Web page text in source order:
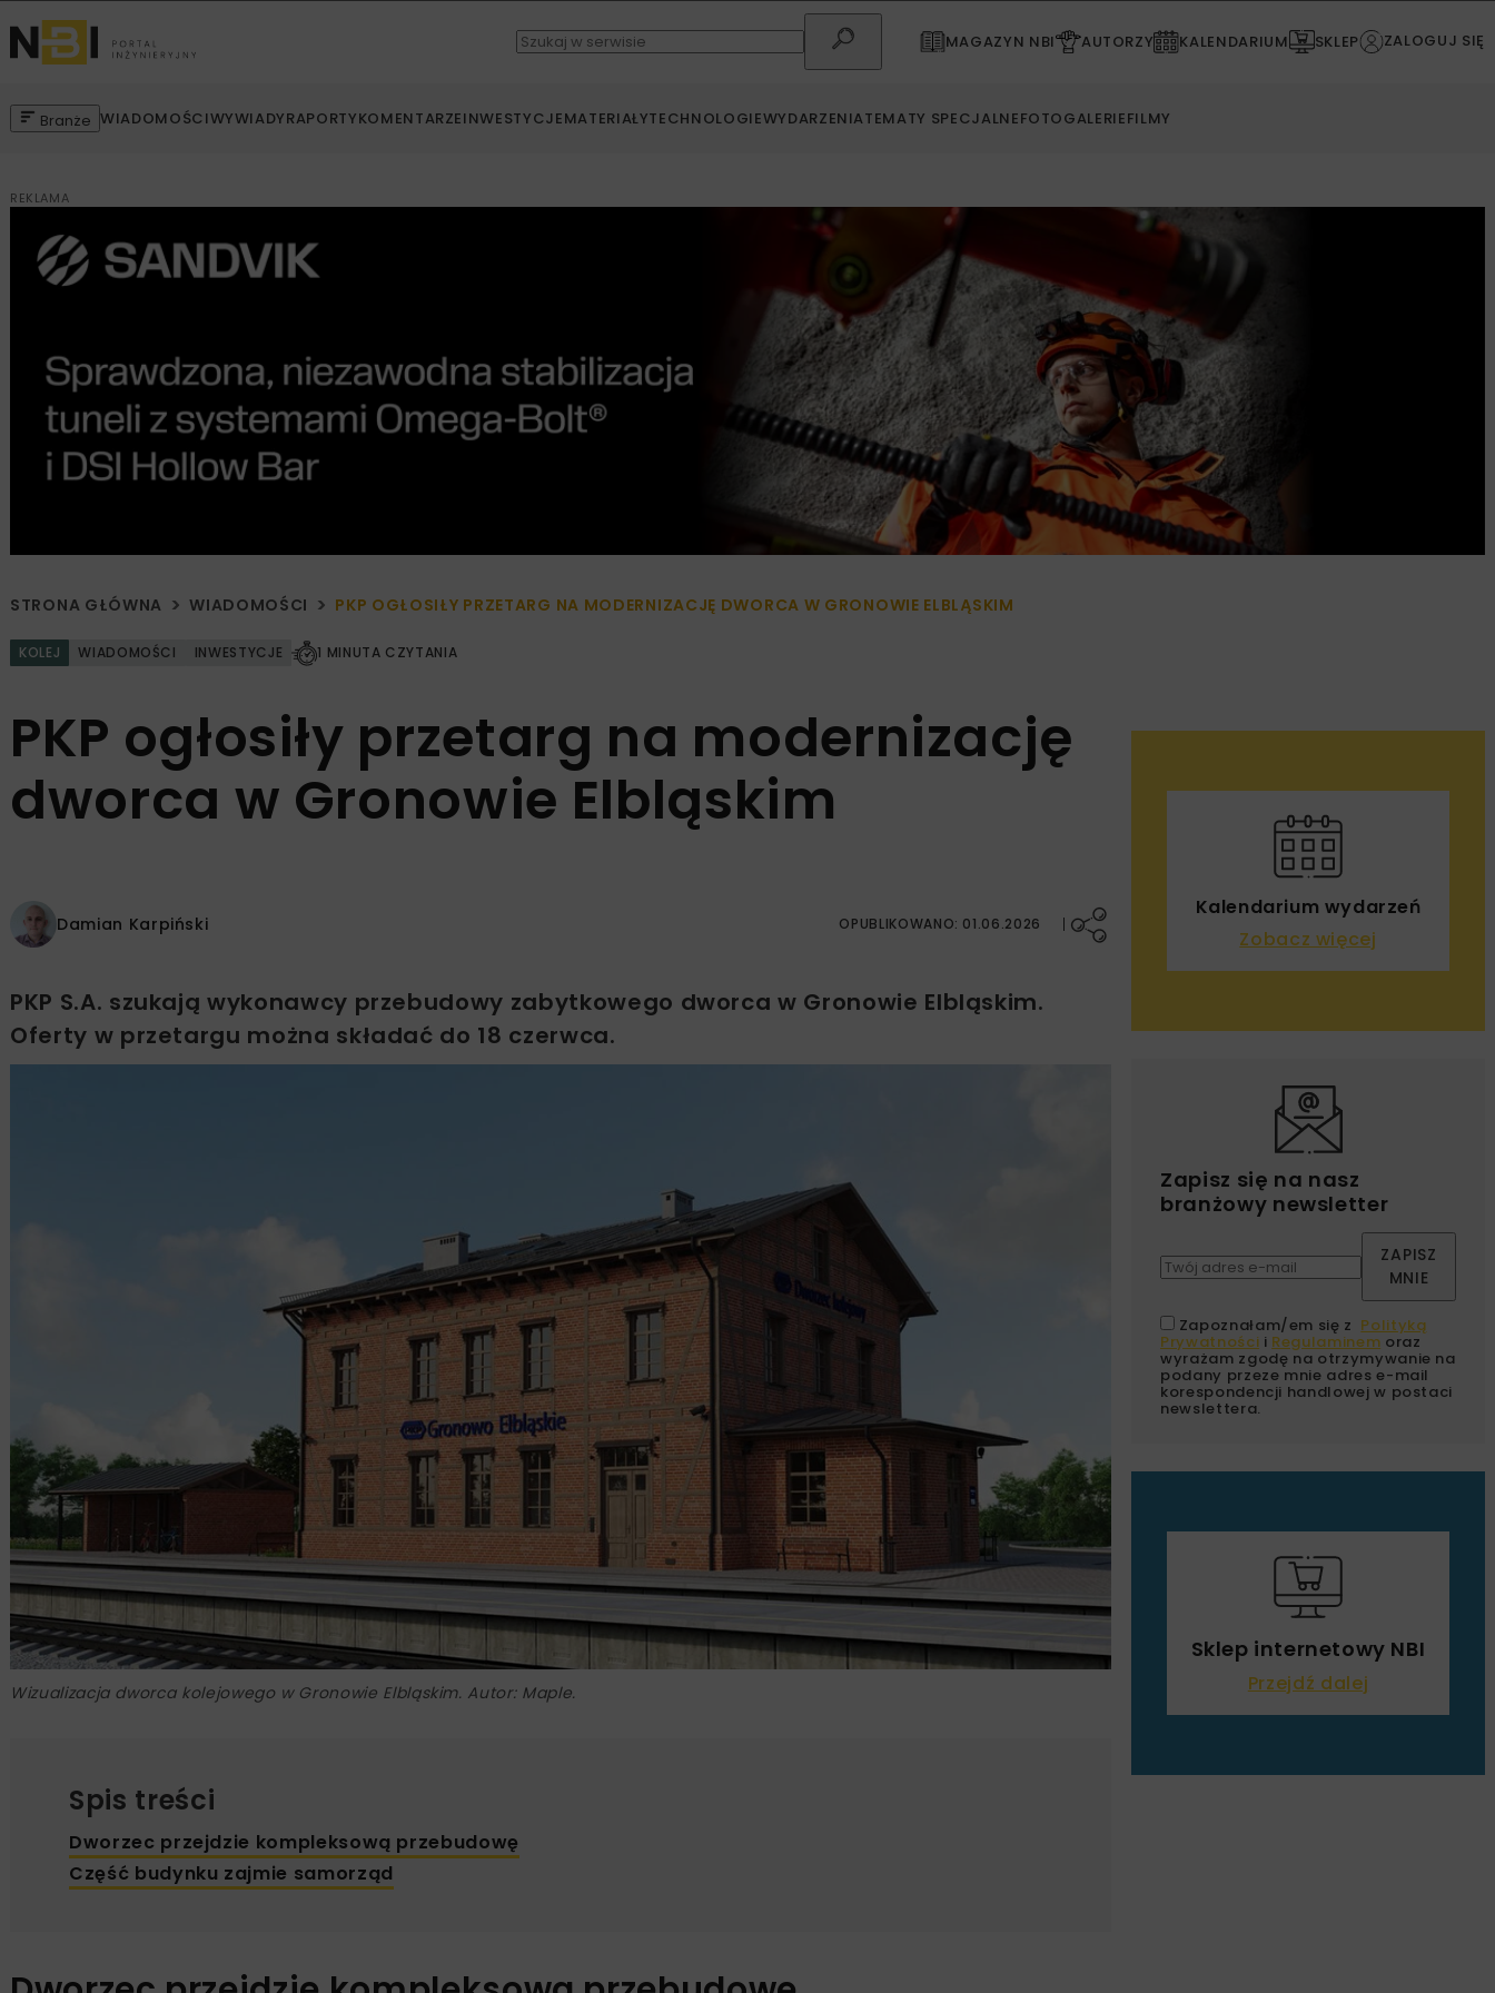
MAGAZYN NBI AUTORZY KALENDARIUM SKLEP ZALOGUJ SIĘ
Branże WIADOMOŚCIWYWIADYRAPORTYKOMENTARZEINWESTYCJEMATERIAŁYTECHNOLOGIEWYDARZENIATEMATY SPECJALNEFOTOGALERIEFILMY
REKLAMA
STRONA GŁÓWNA WIADOMOŚCI PKP OGŁOSIŁY PRZETARG NA MODERNIZACJĘ DWORCA W GRONOWIE ELBLĄSKIM
KOLEJ WIADOMOŚCI INWESTYCJE 1 MINUTA CZYTANIA
PKP ogłosiły przetarg na modernizację
dworca w Gronowie Elbląskim
Damian Karpiński OPUBLIKOWANO: 01.06.2026
PKP S.A. szukają wykonawcy przebudowy zabytkowego dworca w Gronowie Elbląskim.
Oferty w przetargu można składać do 18 czerwca.
Wizualizacja dworca kolejowego w Gronowie Elbląskim. Autor: Maple.
Spis treści
Dworzec przejdzie kompleksową przebudowę
Część budynku zajmie samorząd
Kalendarium wydarzeń
Zobacz więcej
Zapisz się na nasz
branżowy newsletter
ZAPISZ
MNIE
Zapoznałam/em się z Polityką
Prywatności i Regulaminem oraz
wyrażam zgodę na otrzymywanie na
podany przeze mnie adres e-mail
korespondencji handlowej w postaci
newslettera.
Sklep internetowy NBI
Przejdź dalej